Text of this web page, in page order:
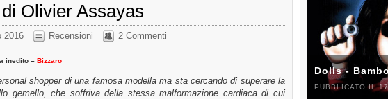
Olivier Assayas
2016 Recensioni 2 Commenti
inedito – Bizzaro
shopper di una famosa modella ma sta cercando di superare la
gemello, che soffriva della stessa malformazione cardiaca di cui
Dolls -
PUBBLICATO IL